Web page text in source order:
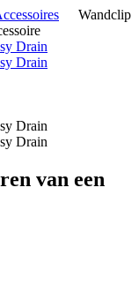
Wandclip
van een